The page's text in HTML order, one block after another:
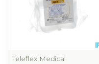
Teleflex Medical